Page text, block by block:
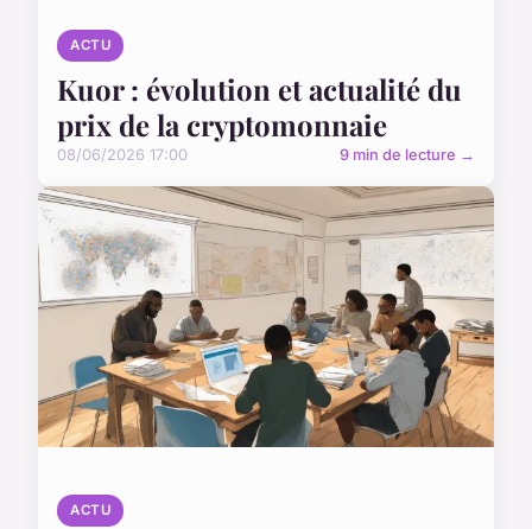
ACTU
Kuor : évolution et actualité du
prix de la cryptomonnaie
08/06/2026 17:00 9 min de lecture →
ACTU